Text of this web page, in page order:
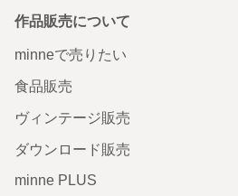
作品販売について
minneで売りたい
食品販売
ヴィンテージ販売
ダウンロード販売
minne PLUS